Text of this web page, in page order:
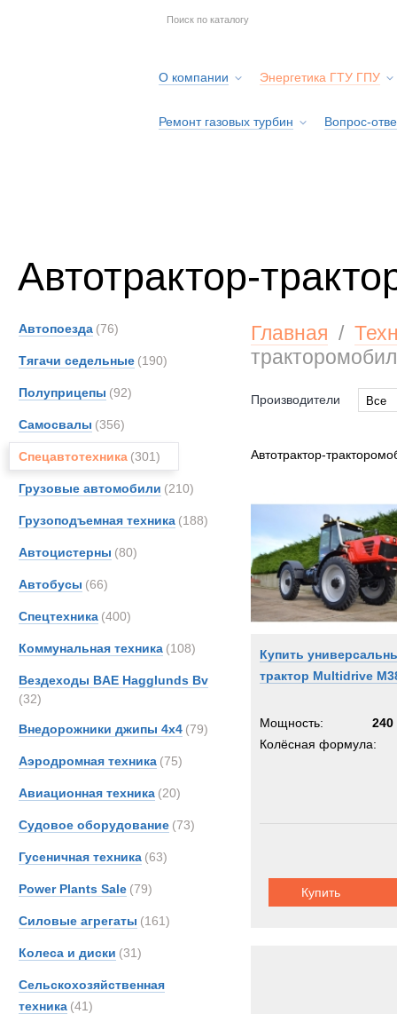
О компании Энергетика ГТУ ГПУ
Ремонт газовых турбин Вопрос-
Автотрактор-
Автопоезда (76)
Тягачи седельные (190)
Полуприцепы (92)
Самосвалы (356)
Спецавтотехника (301)
Грузовые автомобили (210)
Грузоподъемная техника (188)
Автоцистерны (80)
Автобусы (66)
Спецтехника (400)
Коммунальная техника (108)
Вездеходы BAE Hagglunds Bv
(32)
Внедорожники джипы 4х4 (79)
Аэродромная техника (75)
Авиационная техника (20)
Судовое оборудование (73)
Гусеничная техника (63)
Power Plants Sale (79)
Силовые агрегаты (161)
Колеса и диски (31)
Сельскохозяйственная
техника (41)
Главная /
Производители
Все
Автотрактор-
Купить
трактор Multidrive
Мощность:
240
Колёсная формула:
Купить